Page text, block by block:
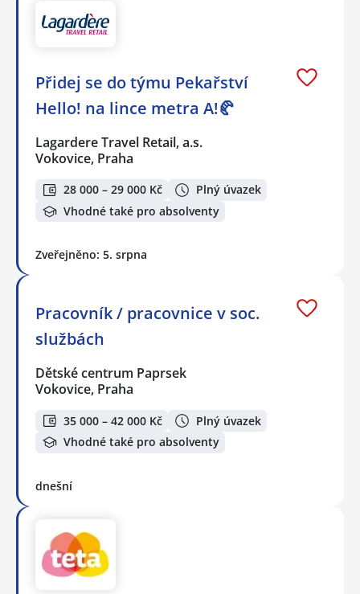
Přidej se do týmu Pekařství
Hello! na lince metra A!🥐
Lagardere Travel Retail, a.s.
Vokovice, Praha
28 000 – 29 000 Kč
Plný úvazek
Vhodné také pro absolventy
Zveřejněno: 5. srpna
Pracovník / pracovnice v soc.
službách
Dětské centrum Paprsek
Vokovice, Praha
35 000 – 42 000 Kč
Plný úvazek
Vhodné také pro absolventy
dnešní